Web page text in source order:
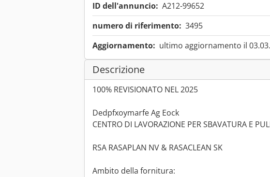
ID dell'annuncio: A212-99652
numero di riferimento: 3495
Aggiornamento: ultimo aggiornamento il
Descrizione
100% REVISIONATO NEL 2025
Dedpfxoymarfe Ag Eock
CENTRO DI LAVORAZIONE PER SBAVATURA E
RSA RASAPLAN NV & RASACLEAN SK
Ambito della fornitura: